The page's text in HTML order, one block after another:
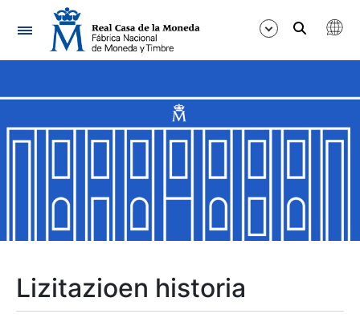
Nabigazioa
Erakutsi/Ezkutatu
Erakutsi/Ezkutatu
Erakutsi/Ezkutatu
Lizitazioen historia